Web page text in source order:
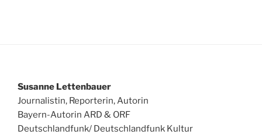
Susanne Lettenbauer
Journalistin, Reporterin, Autorin
Bayern-Autorin ARD & ORF
Deutschlandfunk/ Deutschlandfunk Kultur